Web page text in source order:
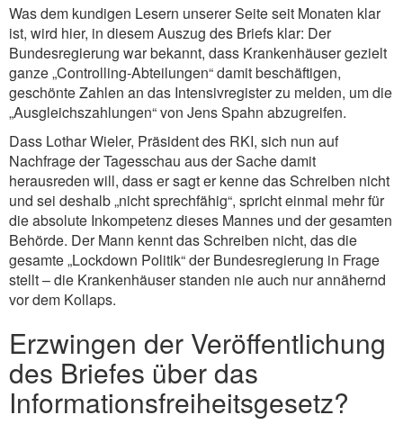
Was dem kundigen Lesern unserer Seite seit Monaten klar
ist, wird hier, in diesem Auszug des Briefs klar: Der
Bundesregierung war bekannt, dass Krankenhäuser gezielt
ganze „Controlling-Abteilungen“ damit beschäftigen,
geschönte Zahlen an das Intensivregister zu melden, um die
„Ausgleichszahlungen“ von Jens Spahn abzugreifen.
Dass Lothar Wieler, Präsident des RKI, sich nun auf
Nachfrage der Tagesschau aus der Sache damit
herausreden will, dass er sagt er kenne das Schreiben nicht
und sei deshalb „nicht sprechfähig“, spricht einmal mehr für
die absolute Inkompetenz dieses Mannes und der gesamten
Behörde. Der Mann kennt das Schreiben nicht, das die
gesamte „Lockdown Politik“ der Bundesregierung in Frage
stellt – die Krankenhäuser standen nie auch nur annähernd
vor dem Kollaps.
Erzwingen der Veröffentlichung
des Briefes über das
Informationsfreiheitsgesetz?